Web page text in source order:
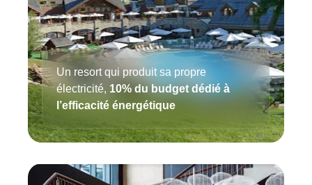
Un resort qui produit sa propre
électricité, 10% du budget dédié à
l’efficacité énergétique